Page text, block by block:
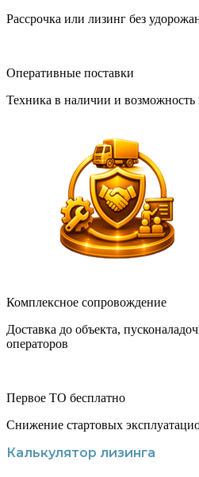
Рассрочка или лизинг без
Оперативные поставки
Техника в наличии и возможность
Комплексное сопровождение
Доставка до объекта,
операторов
Первое ТО бесплатно
Снижение стартовых
Калькулятор лизинга